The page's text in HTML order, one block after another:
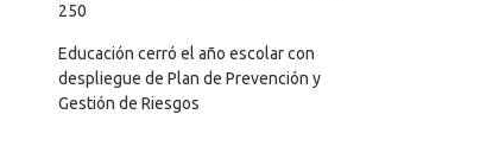
250
Educación cerró el año escolar con
despliegue de Plan de Prevención y
Gestión de Riesgos